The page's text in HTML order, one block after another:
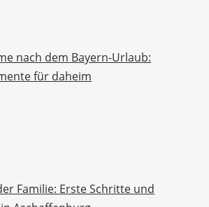
nach dem Bayern-Urlaub:
für daheim
Familie: Erste Schritte und